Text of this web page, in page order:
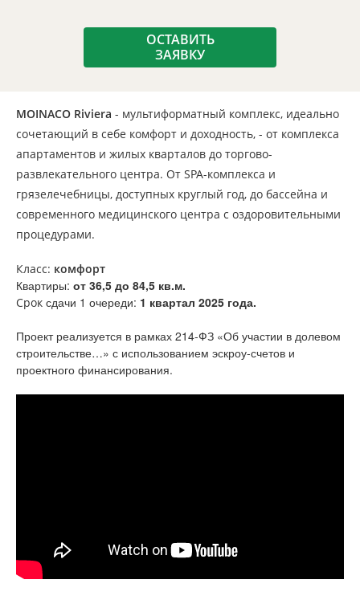
ОСТАВИТЬ
ЗАЯВКУ
MOINACO Riviera - мультиформатный комплекс, идеально
сочетающий в себе комфорт и доходность, - от комплекса
апартаментов и жилых кварталов до торгово-
развлекательного центра. От SPA-комплекса и
грязелечебницы, доступных круглый год, до бассейна и
современного медицинского центра с оздоровительными
процедурами.
Класс: комфорт
Квартиры: от 36,5 до 84,5 кв.м.
Срок сдачи 1 очереди: 1 квартал 2025 года.
Проект реализуется в рамках 214-ФЗ «Об участии в долевом
строительстве…» с использованием эскроу-счетов и
проектного финансирования.